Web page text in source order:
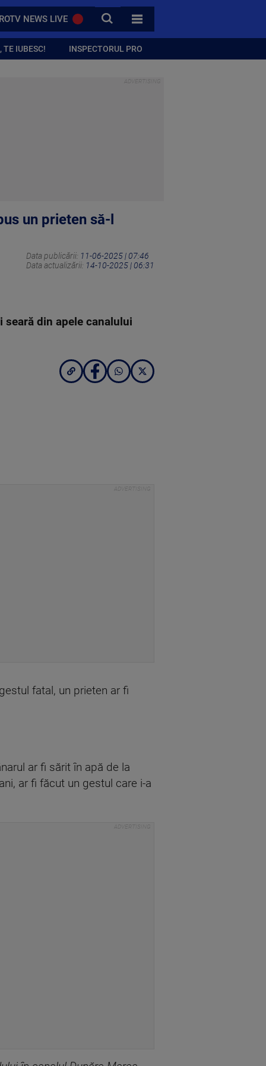
NEWS LIVE CAUTA
TOATE CATEGORIILE
TE IUBESC! INSPECTORUL PRO
un prieten să-l
Data publicării: 11-06-2025 | 07:46
Data actualizării: 14-10-2025 | 06:31
din apele canalului
fatal, un prieten ar fi
ar fi sărit în apă de la
ar fi făcut un gestul care i-a